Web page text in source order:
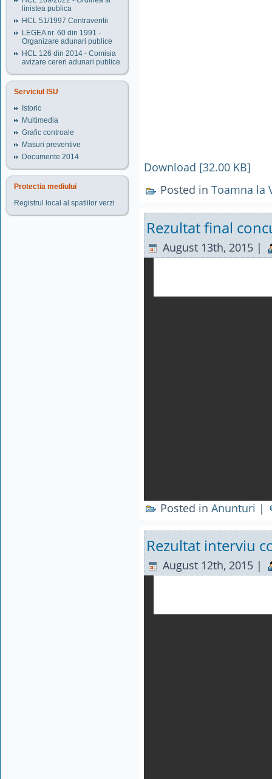
linistea publica
HCL 51/1997 Contraventii
LEGEA nr. 60 din 1991 -
Organizare adunari publice
HCL 126 din 2014 - Comisia
avizare cereri adunari publice
Serviciul ISU
Istoric
Multimedia
Grafic controale
Masuri preventive
Documente 2014
Protectia mediului
Registrul local al spatiilor verzi
Download [32.00 KB]
Posted in Toamna la
Rezultat final
August 13th, 2015 |
Posted in Anunturi |
Rezultat interviu
August 12th, 2015 |